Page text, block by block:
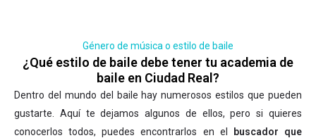
Género de música o estilo de baile
¿Qué estilo de baile debe tener tu academia de
baile en Ciudad Real?
Dentro del mundo del baile hay numerosos estilos que pueden
gustarte. Aquí te dejamos algunos de ellos, pero si quieres
conocerlos todos, puedes encontrarlos en el
buscador que